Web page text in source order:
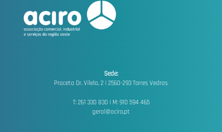
Sede:
Praceta Dr. Vilela, 2 | 2560-293 Torres Vedras
T: 261 330 830 | M: 910 594 465
geral@aciro.pt